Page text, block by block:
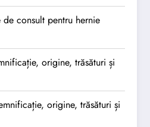
consult pentru hernie
origine, trăsături și
origine, trăsături și